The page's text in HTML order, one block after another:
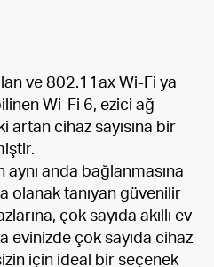
ve 802.11ax Wi-Fi ya
Wi-Fi 6, ezici ağ
cihaz sayısına bir
aynı anda bağlanmasına
olanak tanıyan güvenilir
çok sayıda akıllı ev
evinizde çok sayıda cihaz
için ideal bir seçenek